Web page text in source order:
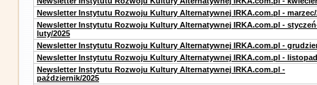
Newsletter Instytutu Rozwoju Kultury Alternatywnej IRKA.com.pl - marzec/
Newsletter Instytutu Rozwoju Kultury Alternatywnej IRKA.com.pl -
luty/2025
Newsletter Instytutu Rozwoju Kultury Alternatywnej IRKA.com.pl -
Newsletter Instytutu Rozwoju Kultury Alternatywnej IRKA.com.pl -
Newsletter Instytutu Rozwoju Kultury Alternatywnej IRKA.com.pl -
październik/2025